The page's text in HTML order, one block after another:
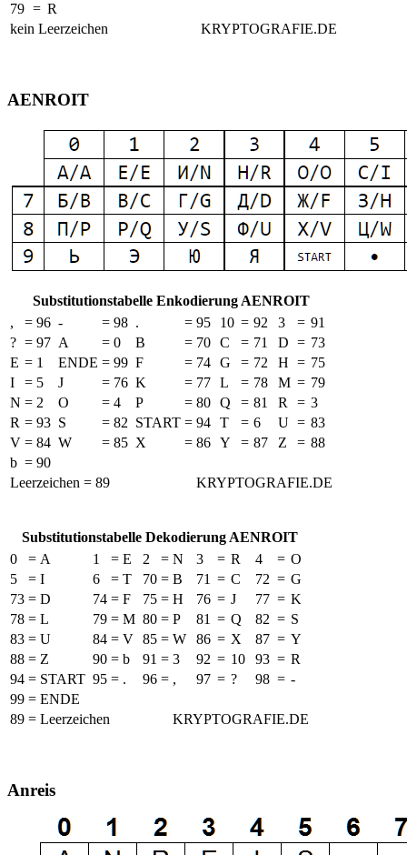
79 = R
kein Leerzeichen
KRYPTOGRAFIE.DE
AENROIT
Substitutionstabelle Enkodierung AENROIT
,
= 96 - = 98 . = 95 10 = 92 3 = 91
? = 97 A = 0 B = 70 C = 71 D = 73
E = 1 ENDE = 99 F = 74 G = 72 H = 75
I
= 5 J = 76 K = 77 L = 78 M = 79
N = 2 O = 4 P = 80 Q = 81 R = 3
R = 93 S = 82 START = 94 T = 6 U = 83
V = 84 W = 85 X = 86 Y = 87 Z = 88
b = 90
Leerzeichen = 89
KRYPTOGRAFIE.DE
Substitutionstabelle Dekodierung AENROIT
0
= A 1 = E 2 = N 3 = R 4 = O
5
= I 6 = T 70 = B 71 = C 72 = G
73 = D 74 = F 75 = H 76 = J 77 = K
78 = L 79 = M 80 = P 81 = Q 82 = S
83 = U 84 = V 85 = W 86 = X 87 = Y
88 = Z 90 = b 91 = 3 92 = 10 93 = R
94 = START 95 = . 96 = , 97 = ? 98 = -
99 = ENDE
89 = Leerzeichen
KRYPTOGRAFIE.DE
Anreis